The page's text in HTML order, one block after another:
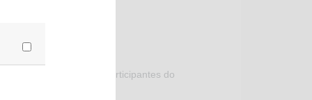
ou cedidos a outros participantes do